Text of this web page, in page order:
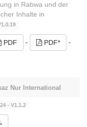
in Rabwa und der
Inhalte in
PDF - PDF* -
Nur International
- V1.1.2